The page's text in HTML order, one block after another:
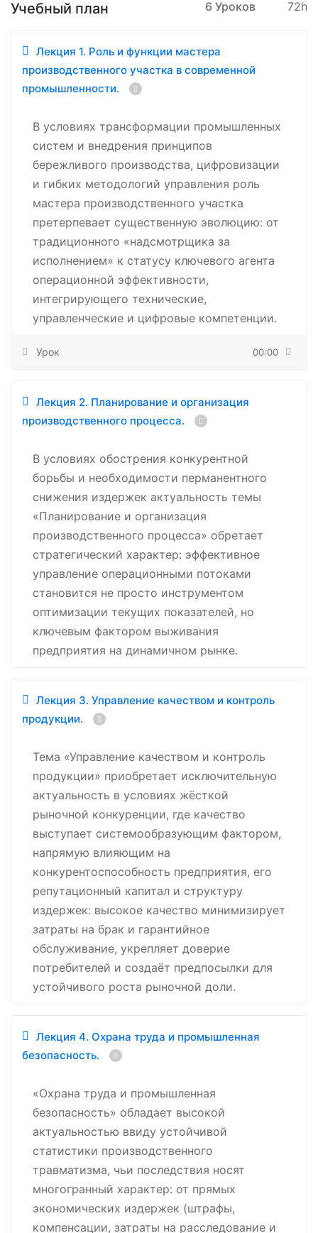
Учебный план 6 Уроков 72h
Лекция 1. Роль и функции мастера
производственного участка в современной
промышленности.
В условиях трансформации промышленных
систем и внедрения принципов
бережливого производства, цифровизации
и гибких методологий управления роль
мастера производственного участка
претерпевает существенную эволюцию: от
традиционного «надсмотрщика за
исполнением» к статусу ключевого агента
операционной эффективности,
интегрирующего технические,
управленческие и цифровые компетенции.
Урок 00:00
Лекция 2. Планирование и организация
производственного процесса.
В условиях обострения конкурентной
борьбы и необходимости перманентного
снижения издержек актуальность темы
«Планирование и организация
производственного процесса» обретает
стратегический характер: эффективное
управление операционными потоками
становится не просто инструментом
оптимизации текущих показателей, но
ключевым фактором выживания
предприятия на динамичном рынке.
Лекция 3. Управление качеством и контроль
продукции.
Тема «Управление качеством и контроль
продукции» приобретает исключительную
актуальность в условиях жёсткой
рыночной конкуренции, где качество
выступает системообразующим фактором,
напрямую влияющим на
конкурентоспособность предприятия, его
репутационный капитал и структуру
издержек: высокое качество минимизирует
затраты на брак и гарантийное
обслуживание, укрепляет доверие
потребителей и создаёт предпосылки для
устойчивого роста рыночной доли.
Лекция 4. Охрана труда и промышленная
безопасность.
«Охрана труда и промышленная
безопасность» обладает высокой
актуальностью ввиду устойчивой
статистики производственного
травматизма, чьи последствия носят
многогранный характер: от прямых
экономических издержек (штрафы,
компенсации, затраты на расследование и